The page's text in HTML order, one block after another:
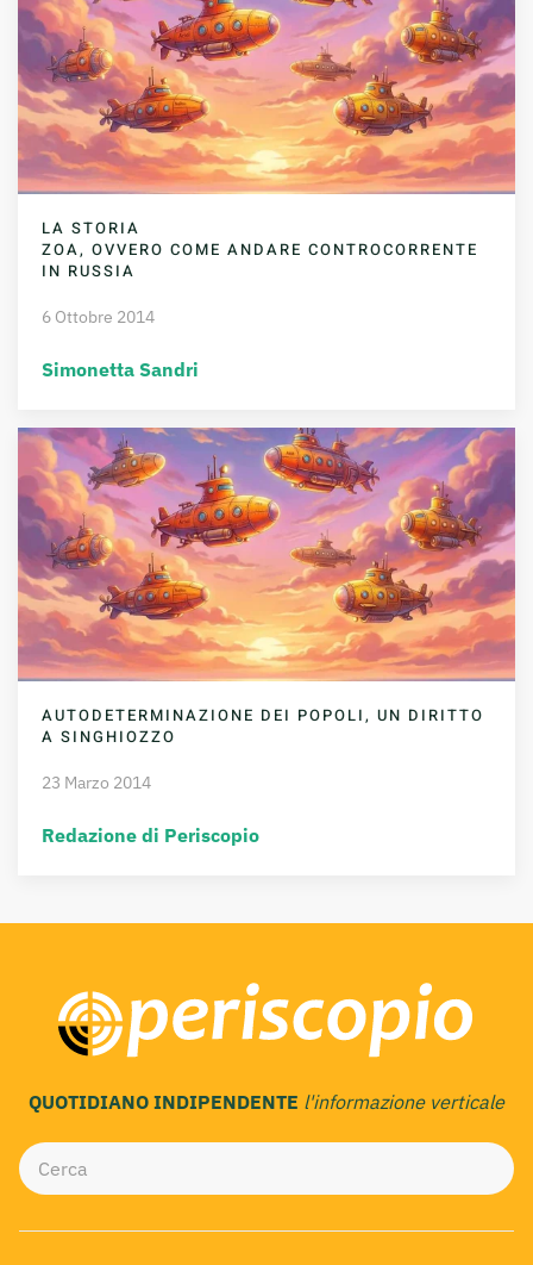
LA STORIA
ZOA, OVVERO COME ANDARE CONTROCORRENTE
IN RUSSIA
6 Ottobre 2014
Simonetta Sandri
AUTODETERMINAZIONE DEI POPOLI, UN DIRITTO
A SINGHIOZZO
23 Marzo 2014
Redazione di Periscopio
QUOTIDIANO INDIPENDENTE l'informazione verticale